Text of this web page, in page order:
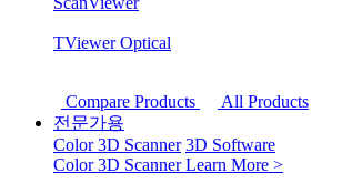
TViewer Optical
Compare Products
All Products
전문가용
Color 3D Scanner 3D Software
Color 3D ScannerLearn More >